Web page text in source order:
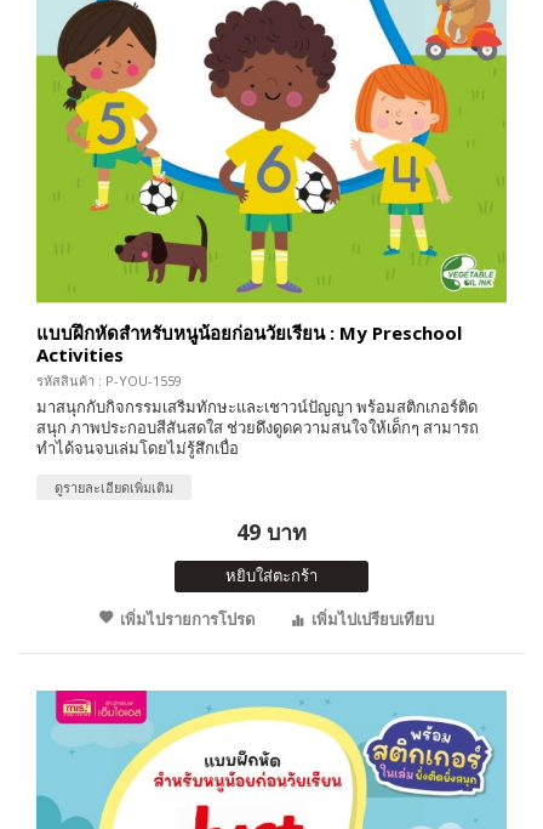
แบบฝึกหัดสำหรับหนูน้อยก่อนวัยเรียน : My Preschool
Activities
รหัสสินค้า : P-YOU-1559
มาสนุกกับกิจกรรมเสริมทักษะและเชาวน์ปัญญา พร้อมสติกเกอร์ติด
สนุก ภาพประกอบสีสันสดใส ช่วยดึงดูดความสนใจให้เด็กๆ สามารถ
ทำได้จนจบเล่มโดยไม่รู้สึกเบื่อ
ดูรายละเอียดเพิ่มเติม
49 บาท
หยิบใส่ตะกร้า
เพิ่มไปรายการโปรด
เพิ่มไปเปรียบเทียบ